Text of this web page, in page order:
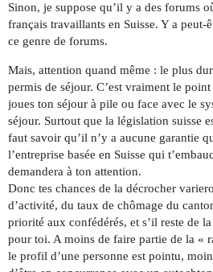
Sinon, je suppose qu’il y a des forums
français travaillants en Suisse. Y a peut-
ce genre de forums.
Mais, attention quand même : le plus
permis de séjour. C’est vraiment le
joues ton séjour à pile ou face avec le
séjour. Surtout que la législation suisse
faut savoir qu’il n’y a aucune garantie
l’entreprise basée en Suisse qui
demandera à ton attention.
Donc tes chances de la décrocher
d’activité, du taux de chômage du
priorité aux confédérés, et s’il reste de
pour toi. A moins de faire partie de la «
le profil d’une personne est pointu,